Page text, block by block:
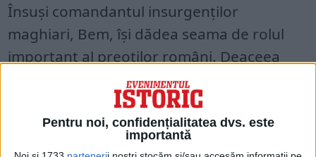
Pentru noi, confidențialitatea dvs. este
importantă
Însuşi comandantul insurgenţilor
maghiari, Bem, îşi dădea seama de rolul
important al preoţilor români. Deaceea
scria din Oradia Mare, la sfârşitul anului
1848, lui Kossuth, exprimându-şi părerea,
că Românii ar putea fi înduplecaţi cu
uşurinţă să treacă de partea Ungurilor,